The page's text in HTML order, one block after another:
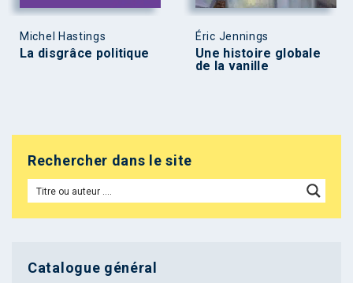
Michel Hastings
La disgrâce politique
Éric Jennings
Une histoire globale
de la vanille
Rechercher dans le site
Catalogue général